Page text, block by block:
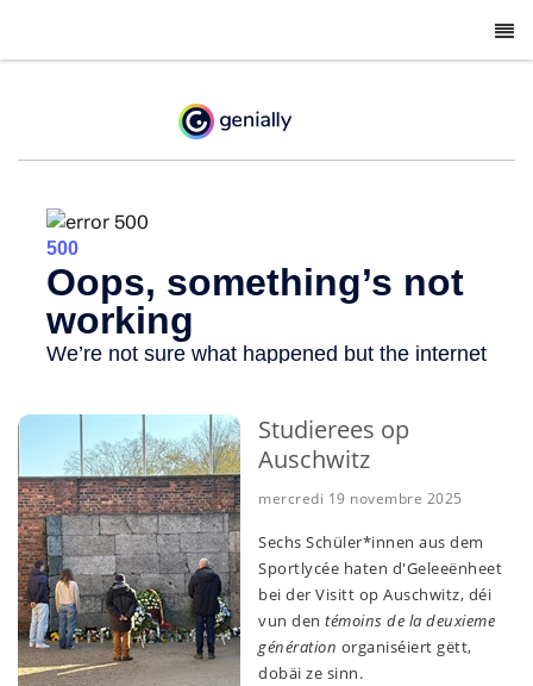
Studierees op
Auschwitz
mercredi 19 novembre 2025
Sechs Schüler*innen aus dem
Sportlycée haten d'Geleeënheet
bei der Visitt op Auschwitz, déi
vun den témoins de la deuxieme
génération organiséiert gëtt,
dobäi ze sinn.